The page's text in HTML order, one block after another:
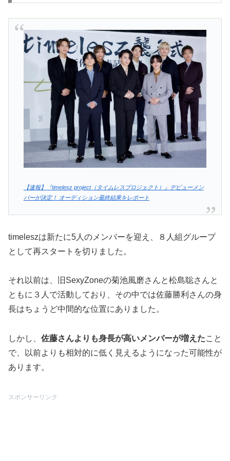
【速報】『timelesz project（タイムレスプロジェクト）』デビューメン
バーが決定！ オーディション最終結果をレポート
timeleszは新たに5人のメンバーを迎え、８人組グループ
として再スタートを切りました。
それ以前は、旧SexyZoneの菊池風磨さんと松島聡さんと
ともに３人で活動しており、その中では佐藤勝利さんの身
長はちょうど中間的な位置にありました。
しかし、 佐藤さんよりも身長が高いメンバーが増えたこと
で、以前よりも相対的に低く見えるようになった可能性が
あります。
スポンサーリンク